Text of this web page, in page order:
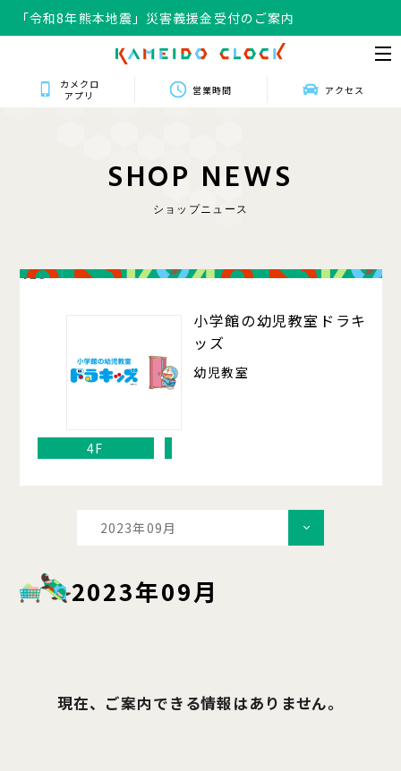
「令和8年熊本地震」災害義援金受付のご案内
カメクロ
アプリ
営業時間 アクセス
SHOP NEWS
ショップニュース
420
小学館の幼児教室ドラキ
ッズ
幼児教室
4F
2023年09月
2023年09月
現在、ご案内できる情報はありません。